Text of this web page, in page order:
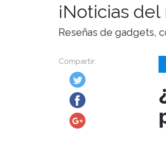
¡Noticias
Reseñas de gadgets,
Compartir: